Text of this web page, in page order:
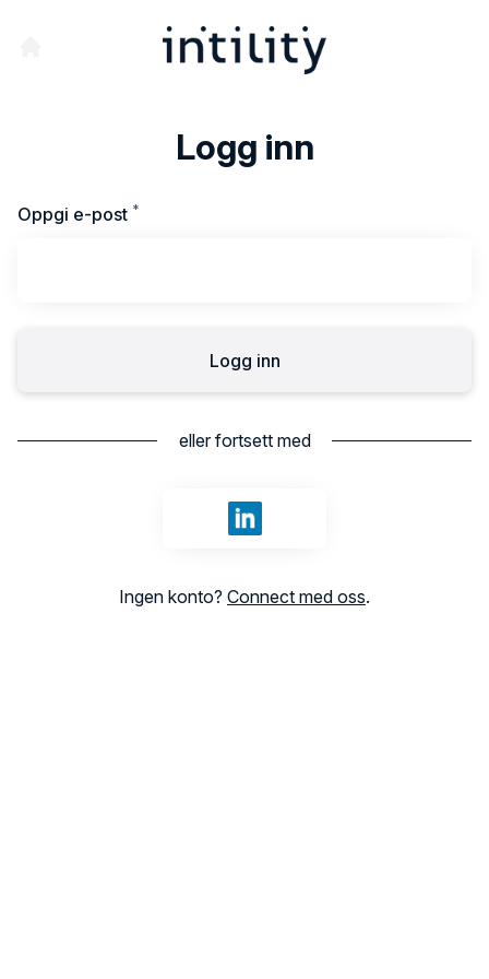
Logg inn
Oppgi e-post *
Logg inn
eller fortsett med
Logg inn med LinkedIn
Ingen konto? Connect med oss.